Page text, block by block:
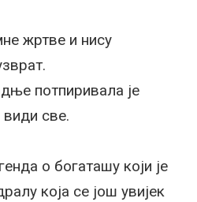
жртве и нису
потпиривала је
све.
о богаташу који је
која се још увијек